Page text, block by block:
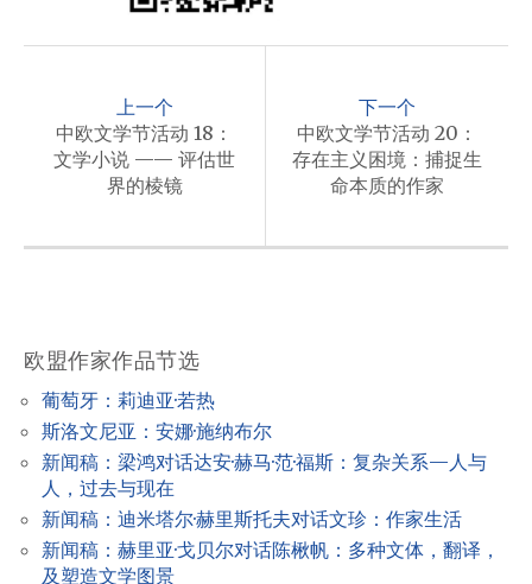
a
g
a
t
i
o
n
上一个
中欧文学节活动 18：
文学小说 —— 评估世
界的棱镜
下一个
中欧文学节活动 20：
存在主义困境：捕捉生
命本质的作家
欧盟作家作品节选
葡萄牙：莉迪亚·若热
斯洛文尼亚：安娜·施纳布尔
新闻稿：梁鸿对话达安·赫马·范·福斯：复杂关系—人与
人，过去与现在
新闻稿：迪米塔尔·赫里斯托夫对话文珍：作家生活
新闻稿：赫里亚·戈贝尔对话陈楸帆：多种文体，翻译，
及塑造文学图景